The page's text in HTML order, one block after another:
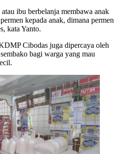
ibu berbelanja membawa anak
kepada anak, dimana permen
kata Yanto.
Cibodas juga dipercaya oleh
bagi warga yang mau